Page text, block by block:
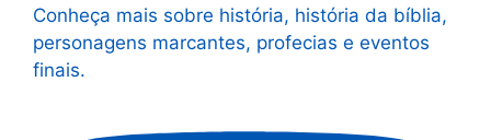
Conheça mais sobre história, história da bíblia,
personagens marcantes, profecias e eventos
finais.